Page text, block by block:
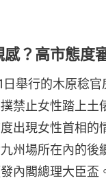
感？高市態度
舉行的木原稔官
禁止女性踏上土
出現女性首相的
州場所在內的後
內閣總理大臣盃